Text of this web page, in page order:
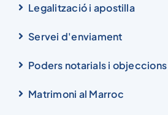
Legalització i apostilla
Servei d'enviament
Poders notarials i objeccions
Matrimoni al Marroc